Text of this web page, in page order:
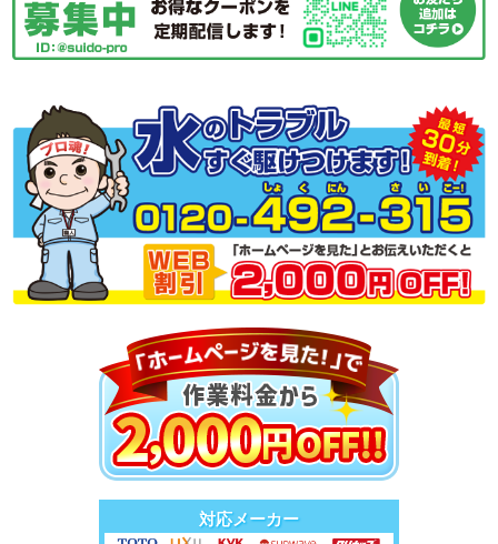
対応メーカー